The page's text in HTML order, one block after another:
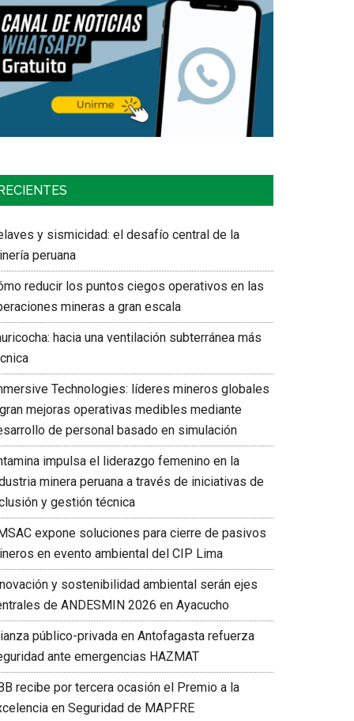
RECIENTES
y sismicidad: el desafío central de la
peruana
reducir los puntos ciegos operativos en las
mineras a gran escala
hacia una ventilación subterránea más
Technologies: líderes mineros globales
mejoras operativas medibles mediante
de personal basado en simulación
impulsa el liderazgo femenino en la
minera peruana a través de iniciativas de
y gestión técnica
expone soluciones para cierre de pasivos
en evento ambiental del CIP Lima
y sostenibilidad ambiental serán ejes
de ANDESMIN 2026 en Ayacucho
público-privada en Antofagasta refuerza
ante emergencias HAZMAT
recibe por tercera ocasión el Premio a la
en Seguridad de MAPFRE